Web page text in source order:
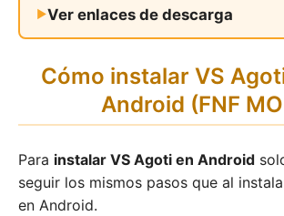
Ver enlaces de descarga
Cómo instalar VS
Android (FNF
Para instalar VS Agoti en Android
seguir los mismos pasos que al
en Android.